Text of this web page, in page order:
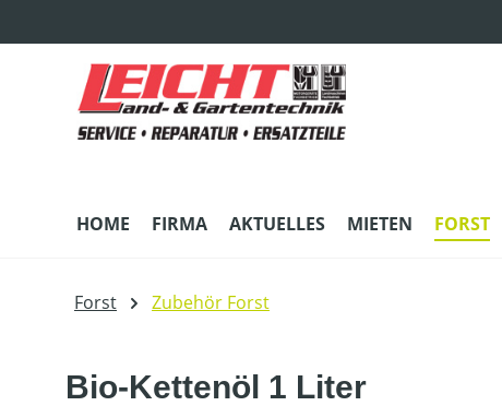
HOME FIRMA AKTUELLES MIETEN FORST
Forst Zubehör Forst
Bio-Kettenöl 1 Liter